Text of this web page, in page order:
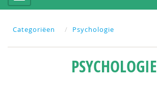
Categoriëen Psychologie
PSYCHOLOGIE